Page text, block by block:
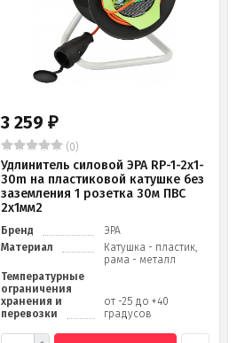
3 259₽
(0)
Удлинитель силовой ЭРА RP-1-2x1-
30m на пластиковой катушке без
заземления 1 розетка 30м ПВС
2x1мм2
Бренд
ЭРА
Материал
Катушка - пластик,
рама - металл
Температурные
ограничения
хранения и
перевозки
от -25 до +40
градусов